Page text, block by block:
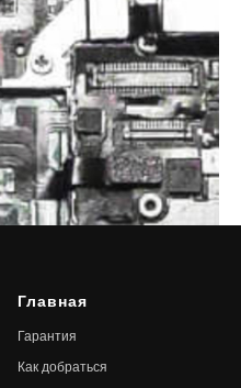
Главная
Гарантия
Как добраться